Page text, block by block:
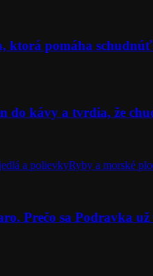
ktorá pomáha
do kávy a tvrdia, že
a polievkyRyby a morské
Prečo sa Podravka